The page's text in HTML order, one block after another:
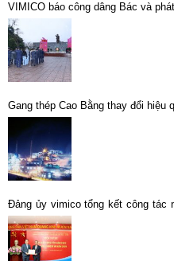
VIMICO báo công dâng Bác và
Gang thép Cao Bằng thay đổi hiệu
Đảng ủy vimico tổng kết công tác
2024.